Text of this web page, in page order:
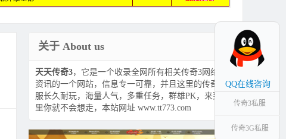
关于 About us
天天传奇3，它是一个收录全网所有相关传奇3网络游戏
资讯的一个网站，信息专一可靠，并且这里的传奇3私
服长久耐玩，海量人气，多重任务，群雄PK，来到这
里你就不会想走，本站网址 www.tt773.com
QQ在线咨询
传奇3私服
传奇3G私服